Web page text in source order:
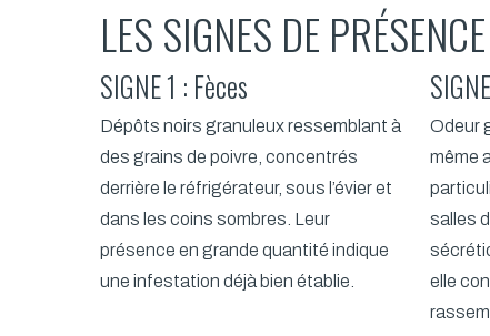
LES SIGNES DE
SIGNE 1 : Fèces
Dépôts noirs granuleux ressemblant à
des grains de poivre, concentrés
derrière le réfrigérateur, sous l’évier et
dans les coins sombres. Leur
présence en grande quantité indique
une infestation déjà bien établie.
Odeur
même
salles
elle